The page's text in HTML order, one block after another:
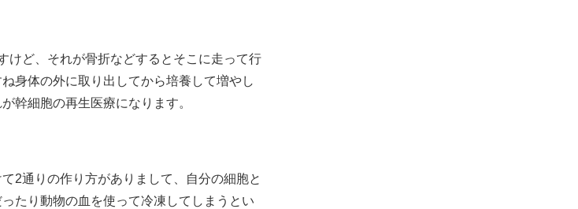
けど、それが骨折などするとそこに走って行
身体の外に取り出してから培養して増やし
幹細胞の再生医療になります。
2通りの作り方がありまして、自分の細胞と
たり動物の血を使って冷凍してしまうとい